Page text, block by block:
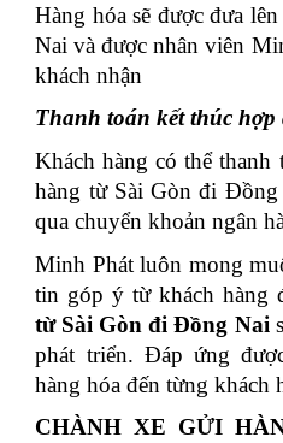
Hàng hóa sẽ được đưa
Nai và được nhân viên
khách nhận
Thanh toán kết thúc hợp
Khách hàng có thể thanh
hàng từ Sài Gòn đi Đồng
qua chuyển khoản ngân
Minh Phát luôn mong
tin góp ý từ khách hàng
từ Sài Gòn đi Đồng Nai
phát triển. Đáp ứng
hàng hóa đến từng khách
CHÀNH XE GỬI